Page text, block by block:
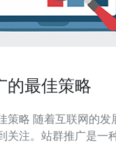
的最佳策略
站群推广在
关注。站群推广是一